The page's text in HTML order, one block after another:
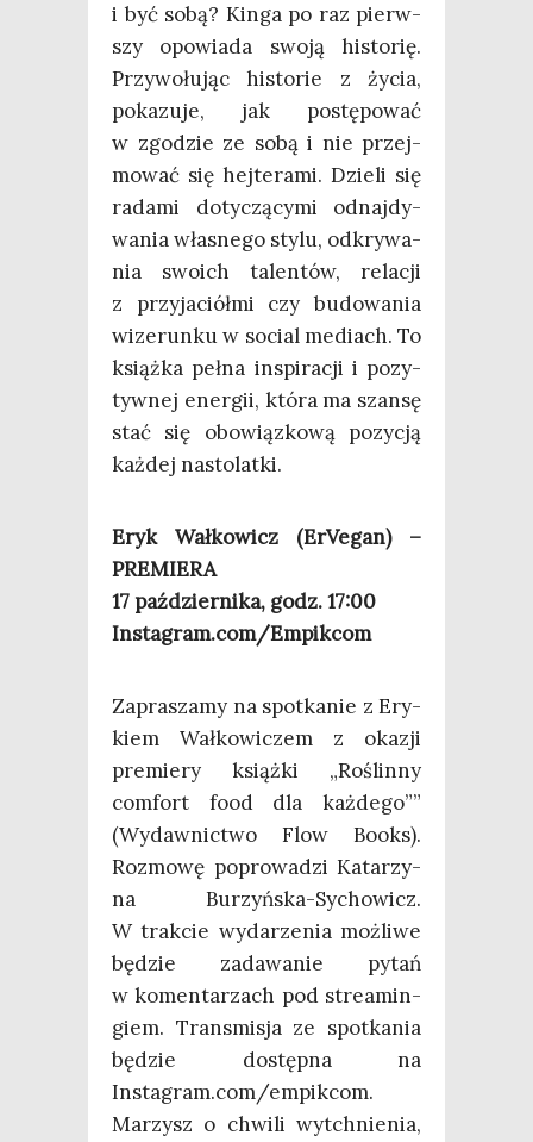
i być sobą? Kin­ga po raz pierw­
szy opo­wia­da swo­ją histo­rię.
Przy­wo­łu­jąc histo­rie z życia,
poka­zu­je, jak postę­po­wać
w zgo­dzie ze sobą i nie przej­
mo­wać się hej­te­ra­mi. Dzie­li się
rada­mi doty­czą­cy­mi odnaj­dy­
wa­nia wła­sne­go sty­lu, odkry­wa­
nia swo­ich talen­tów, rela­cji
z przy­ja­ciół­mi czy budo­wa­nia
wize­run­ku w social mediach. To
książ­ka peł­na inspi­ra­cji i pozy­
tyw­nej ener­gii, któ­ra ma szan­sę
stać się obo­wiąz­ko­wą pozy­cją
każ­dej nastolatki.
Eryk Wał­ko­wicz (ErVe­gan) –
PREMIERA
17 paź­dzier­ni­ka, godz. 17:00
Instagram.com/Empikcom
Zapra­sza­my na spo­tka­nie z Ery­
kiem Wał­ko­wi­czem z oka­zji
pre­mie­ry książ­ki „Roślin­ny
com­fort food dla każ­de­go””
(Wydaw­nic­two Flow Books).
Roz­mo­wę popro­wa­dzi Kata­rzy­
na Burzyń­ska-Sycho­wicz.
W trak­cie wyda­rze­nia moż­li­we
będzie zada­wa­nie pytań
w komen­ta­rzach pod stre­amin­
giem. Trans­mi­sja ze spo­tka­nia
będzie dostęp­na na
Instagram.com/empikcom.
Marzysz o chwi­li wytchnie­nia,